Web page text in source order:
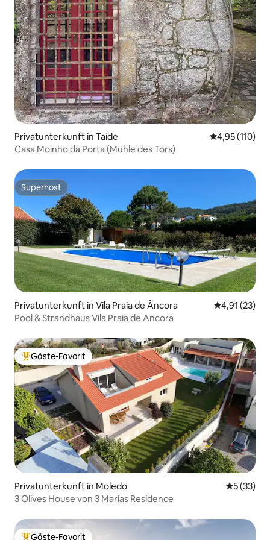
Privatunterkunft in Taíde
4,95 (110)
Casa Moinho da Porta (Mühle des Tors)
Superhost
Superhost
Privatunterkunft in Vila Praia de Âncora
4,91 (23)
Pool & Strandhaus Vila Praia de Ancora
Beliebter Gäste-Favorit.
Gäste-Favorit
Privatunterkunft in Moledo
5 (33)
3 Olives House von 3 Marias Residence
Gäste-Favorit